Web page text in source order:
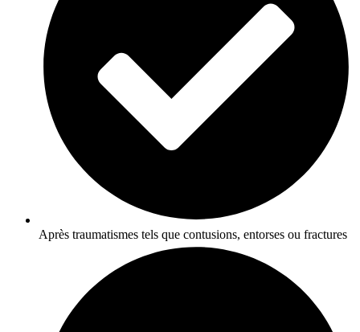
Après traumatismes tels que contusions, entorses ou fractures